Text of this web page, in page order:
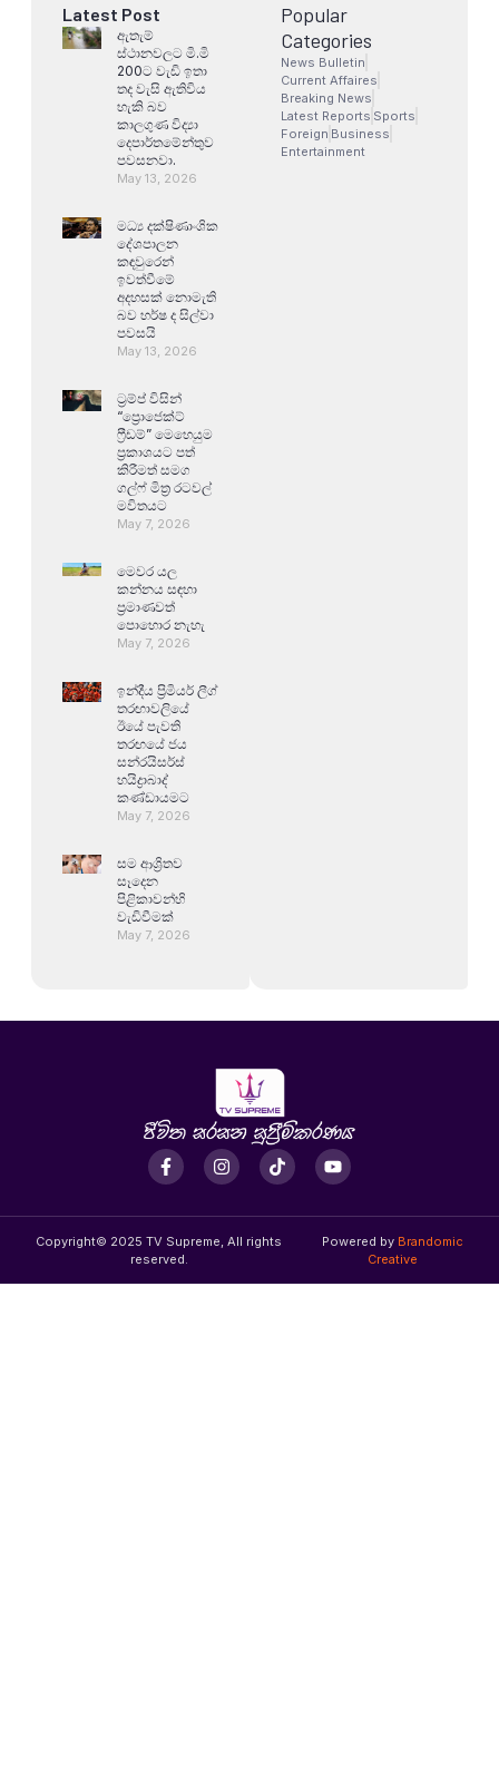
Latest Post
ඇතැම්
ස්ථානවලට මි.මි
200ට වැඩි ඉතා
තද වැසි ඇතිවිය
හැකි බව
කාලගුණ විද්‍යා
දෙපාර්තමේන්තුව
පවසනවා.
May 13, 2026
මධ්‍ය දක්ෂිණාංශික
දේශපාලන
කඳවුරෙන්
ඉවත්වීමේ
අදහසක් නොමැති
බව හර්ෂ ද සිල්වා
පවසයි
May 13, 2026
ට්‍රම්ප් විසින්
“ප්‍රොජෙක්ට්
ෆ්‍රීඩම්” මෙහෙයුම
ප්‍රකාශයට පත්
කිරීමත් සමග
ගල්ෆ් මිත්‍ර රටවල්
මවිතයට
May 7, 2026
මෙවර යල
කන්නය සඳහා
ප්‍රමාණවත්
පොහොර නැහැ
May 7, 2026
ඉන්දීය ප්‍රිමියර් ලීග්
තරඟාවලියේ
ඊයේ පැවති
තරඟයේ ජය
සන්රයිසර්ස්
හයිද්‍රාබාද්
කණ්ඩායමට
May 7, 2026
සම ආශ්‍රිතව
සෑදෙන
පිළිකාවන්හි
වැඩිවීමක්
May 7, 2026
Popular
Categories
News Bulletin
Current Affaires
Breaking News
Latest Reports Sports
Foreign Business
Entertainment
Copyright© 2025 TV Supreme, All rights
reserved.
Powered by Brandomic
Creative